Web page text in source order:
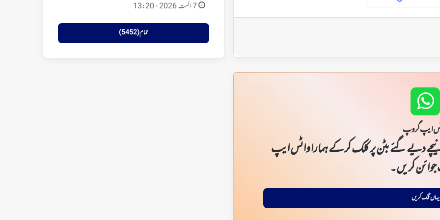
ایپ گروپ
دیے گئے بٹن پر کلک کر کے ہمارا واٹس ایپ
کریں۔
یہاں کلک کریں
7 اگست 2026 - 13:20
تمام (5452)